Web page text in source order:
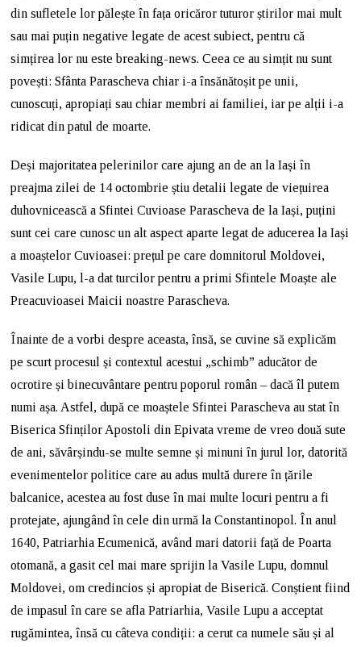
din sufletele lor pălește în fața oricăror tuturor știrilor mai mult
sau mai puțin negative legate de acest subiect, pentru că
simțirea lor nu este breaking-news. Ceea ce au simțit nu sunt
povești: Sfânta Parascheva chiar i-a însănătoșit pe unii,
cunoscuți, apropiați sau chiar membri ai familiei, iar pe alții i-a
ridicat din patul de moarte.
Deși majoritatea pelerinilor care ajung an de an la Iași în
preajma zilei de 14 octombrie știu detalii legate de viețuirea
duhovnicească a Sfintei Cuvioase Parascheva de la Iași, puțini
sunt cei care cunosc un alt aspect aparte legat de aducerea la Iași
a moaștelor Cuvioasei: prețul pe care domnitorul Moldovei,
Vasile Lupu, l-a dat turcilor pentru a primi Sfintele Moaște ale
Preacuvioasei Maicii noastre Parascheva.
Înainte de a vorbi despre aceasta, însă, se cuvine să explicăm
pe scurt procesul și contextul acestui „schimb” aducător de
ocrotire și binecuvântare pentru poporul român – dacă îl putem
numi așa. Astfel, după ce moaștele Sfintei Parascheva au stat în
Biserica Sfinților Apostoli din Epivata vreme de vreo două sute
de ani, săvârșindu-se multe semne și minuni în jurul lor, datorită
evenimentelor politice care au adus multă durere în țările
balcanice, acestea au fost duse în mai multe locuri pentru a fi
protejate, ajungând în cele din urmă la Constantinopol. În anul
1640, Patriarhia Ecumenică, având mari datorii față de Poarta
otomană, a gasit cel mai mare sprijin la Vasile Lupu, domnul
Moldovei, om credincios și apropiat de Biserică. Conștient fiind
de impasul în care se afla Patriarhia, Vasile Lupu a acceptat
rugămintea, însă cu câteva condiții: a cerut ca numele său și al